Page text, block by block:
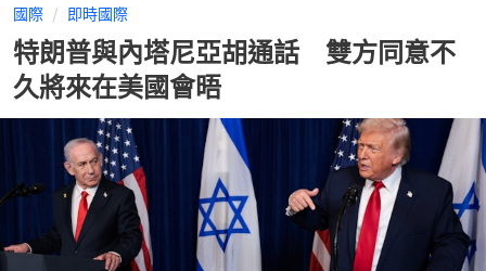
國際 即時國際
特朗普與內塔尼亞胡通話 雙方同意不
久將來在美國會晤